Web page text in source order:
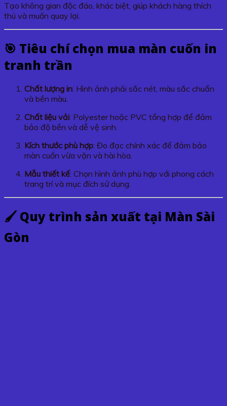
Tạo không gian độc đáo, khác biệt, giúp khách hàng thích
thú và muốn quay lại.
🎯 Tiêu chí chọn mua màn cuốn in
tranh trần
Chất lượng in: Hình ảnh phải sắc nét, màu sắc chuẩn
và bền màu.
Chất liệu vải: Polyester hoặc PVC tổng hợp để đảm
bảo độ bền và dễ vệ sinh.
Kích thước phù hợp: Đo đạc chính xác để đảm bảo
màn cuốn vừa vặn và hài hòa.
Mẫu thiết kế: Chọn hình ảnh phù hợp với phong cách
trang trí và mục đích sử dụng.
🖌 Quy trình sản xuất tại Màn Sài
Gòn